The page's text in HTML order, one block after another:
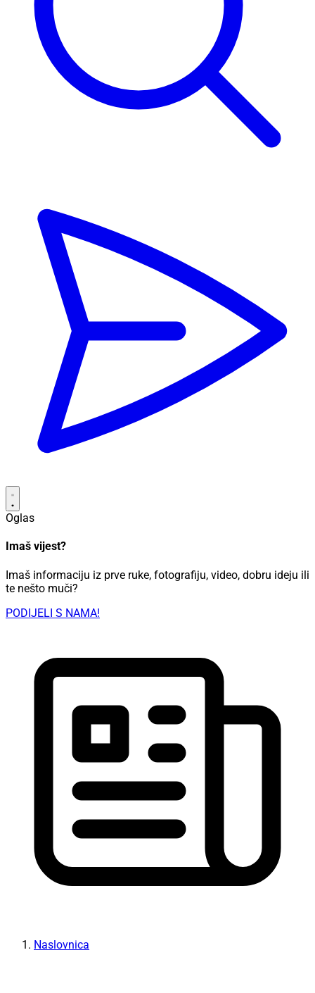
Oglas
Imaš vijest?
Imaš informaciju iz prve ruke, fotografiju, video, dobru ideju ili
te nešto muči?
PODIJELI S NAMA!
Naslovnica